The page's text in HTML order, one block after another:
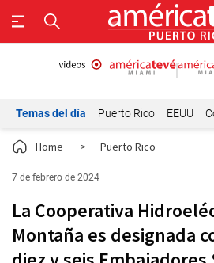
Temas del día Puerto Rico EEUU
Home > Puerto Rico
7 de febrero de 2024
La Cooperativa
Montaña es designada